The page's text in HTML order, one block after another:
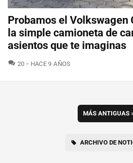
Probamos el Volkswagen
la simple camioneta de
asientos que te imaginas
20 COMENTARIOS
HACE 9 AÑOS
MÁS ANTIGUAS
ARCHIVO DE